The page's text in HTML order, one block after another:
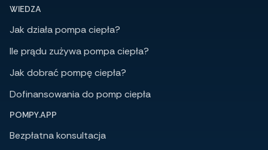
WIEDZA
Jak działa pompa ciepła?
Ile prądu zużywa pompa ciepła?
Jak dobrać pompę ciepła?
Dofinansowania do pomp ciepła
POMPY.APP
Bezpłatna konsultacja